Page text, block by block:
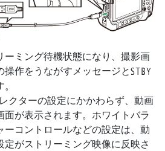
ーミング待機状態になり、撮影画
操作をうながすメッセージと u
クターの設定にかかわらず、動画
面が表示されます。ホワイトバラ
ーコントロールなどの設定は、動
定がストリーミング映像に反映さ